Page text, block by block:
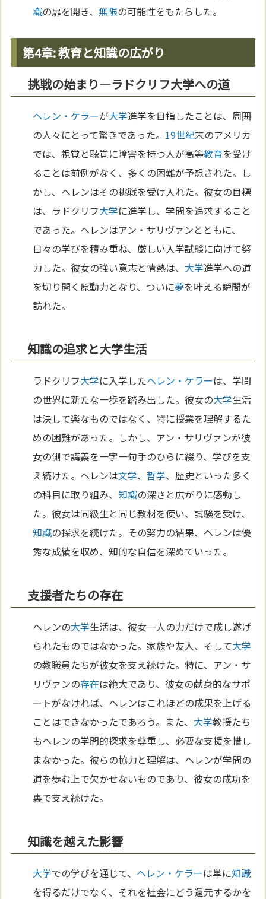
識の扉を開き、無限の可能性をもたらした。
第4章: 教育と知識の広がり
挑戦の始まり—ラドクリフ大学への道
ヘレン・ケラーが大学進学を目指したことは、周囲
の人々にとって驚きであった。 19世紀末のアメリカ
では、視覚と聴覚に障害を持つ人が高等教育を受け
ることは前例がなく、多くの困難が予想された。し
かし、ヘレンはその挑戦を受け入れた。彼女の目標
は、ラドクリフ大学に進学し、学問を追求すること
であった。ヘレンはアン・サリヴァンとともに、
日々の学びを積み重ね、厳しい入学試験に向けて努
力した。彼女の強い意志と情熱は、 大学進学への道
を切り開く原動力となり、ついに夢を叶える瞬間が
訪れた。
知識の追求と大学生活
ラドクリフ大学に入学したヘレン・ケラーは、学問
の世界に新たな一歩を踏み出した。彼女の大学生活
は決して楽なものではなく、特に授業を理解するた
めの困難があった。しかし、アン・サリヴァンが彼
女の側で講義を一字一句手のひらに綴り、学びを支
え続けた。ヘレンは文学、 哲学、歴史といった多く
の科目に取り組み、知識の深さと広がりに感動し
た。彼女は同級生と同じ教材を使い、試験を受け、
知識の探求を続けた。その努力の結果、ヘレンは優
秀な成績を収め、知的な自信を深めていった。
支援者たちの存在
ヘレンの大学生活は、彼女一人の力だけで成し遂げ
られたものではなかった。家族や友人、そして大学
の教職員たちが彼女を支え続けた。特に、アン・サ
リヴァンの存在は絶大であり、彼女の献身的なサポ
ートがなければ、ヘレンはこれほどの成果を上げる
ことはできなかったであろう。また、 大学教授たち
もヘレンの学問的探求を尊重し、必要な支援を惜し
まなかった。彼らの協力と理解は、ヘレンが学問の
道を歩む上で欠かせないものであり、彼女の成功を
裏で支え続けた。
知識を越えた影響
大学での学びを通じて、 ヘレン・ケラーは単に知識
を得るだけでなく、それを社会にどう還元するかを